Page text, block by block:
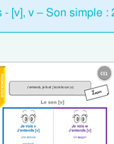
- [v], v – Son simple :